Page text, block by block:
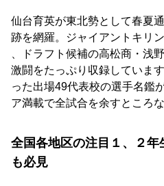
仙台育英が東北勢として春夏
跡を網羅。ジャイアントキリ
、ドラフト候補の高松商・浅
激闘をたっぷり収録していま
った出場49代表校の選手名鑑
ア満載で全試合を余すところ
全国各地区の注目１、２年
も必見